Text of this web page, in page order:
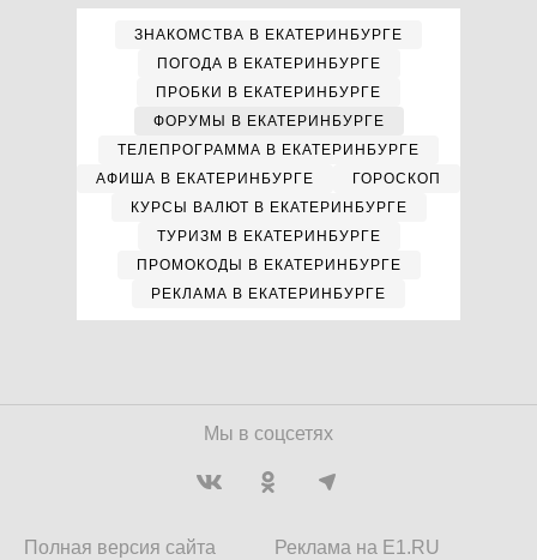
ЗНАКОМСТВА В ЕКАТЕРИНБУРГЕ
ПОГОДА В ЕКАТЕРИНБУРГЕ
ПРОБКИ В ЕКАТЕРИНБУРГЕ
ФОРУМЫ В ЕКАТЕРИНБУРГЕ
ТЕЛЕПРОГРАММА В ЕКАТЕРИНБУРГЕ
АФИША В ЕКАТЕРИНБУРГЕ
ГОРОСКОП
КУРСЫ ВАЛЮТ В ЕКАТЕРИНБУРГЕ
ТУРИЗМ В ЕКАТЕРИНБУРГЕ
ПРОМОКОДЫ В ЕКАТЕРИНБУРГЕ
РЕКЛАМА В ЕКАТЕРИНБУРГЕ
Мы в соцсетях
Полная версия сайта
Реклама на E1.RU